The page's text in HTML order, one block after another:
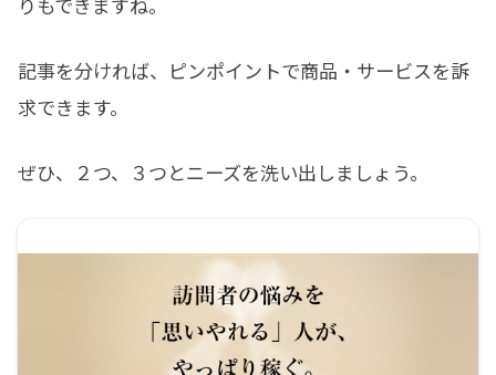
りもできますね。
記事を分ければ、ピンポイントで商品・サービスを訴
求できます。
ぜひ、２つ、３つとニーズを洗い出しましょう。